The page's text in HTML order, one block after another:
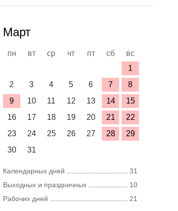
Март
пн вт ср чт пт сб
вс
1
2
3 4 5 6 7
8
9
10 11 12 13 14
15
16
17 18 19 20 21
22
23
24 25 26 27 28
29
30
31
Календарных дней
31
Выходных и праздничных
10
Рабочих дней
21